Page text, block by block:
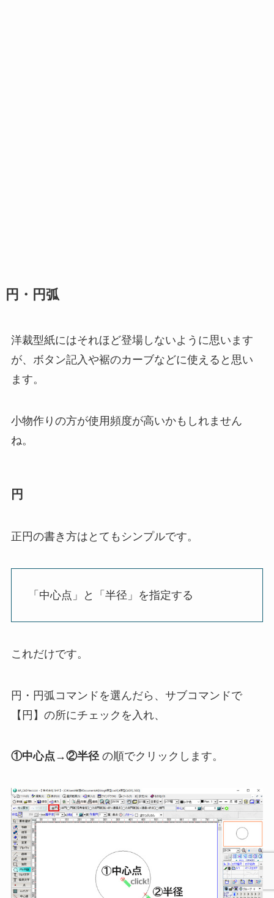
円・円弧
洋裁型紙にはそれほど登場しないように思います
が、ボタン記入や裾のカーブなどに使えると思い
ます。
小物作りの方が使用頻度が高いかもしれません
ね。
円
正円の書き方はとてもシンプルです。
「中心点」と「半径」を指定する
これだけです。
円・円弧コマンドを選んだら、サブコマンドで
【円】の所にチェックを入れ、
①中心点→②半径の順でクリックします。